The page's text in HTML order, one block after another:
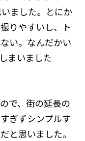
ました。とにか
りやすいし、ト
い。なんだかい
まいました
で、街の延長の
ぎずシンプルす
と思いました。